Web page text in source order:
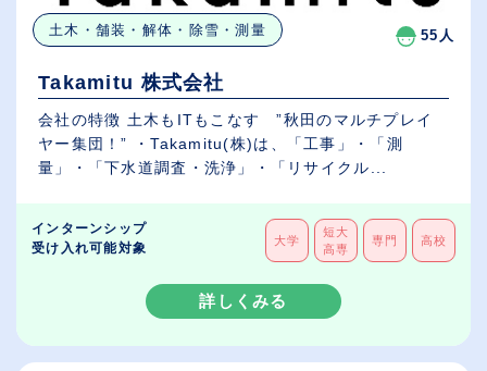
土木・舗装・解体・除雪・測量 55人
Takamitu 株式会社
会社の特徴 土木もITもこなす ”秋田のマルチプレイ
ヤー集団！” ・Takamitu(株)は、「工事」・「測
量」・「下水道調査・洗浄」・「リサイクル...
インターンシップ
受け入れ可能対象
大学
短大
高専
専門 高校
詳しくみる